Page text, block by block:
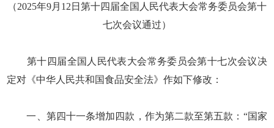
（2025年9月12日第十四届全国人民代表大会常务委员会第十
七次会议通过）
第十四届全国人民代表大会常务委员会第十七次会议决
定对《中华人民共和国食品安全法》作如下修改：
一、第四十一条增加四款，作为第二款至第五款：“国家